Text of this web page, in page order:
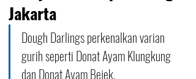
Jakarta
Dough Darlings perkenalkan varian
gurih seperti Donat Ayam Klungkung
dan Donat Ayam Bejek.